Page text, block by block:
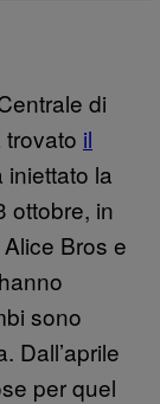
di
trovato il
iniettato la
ottobre, in
Bros e
sono
Dall’aprile
per quel